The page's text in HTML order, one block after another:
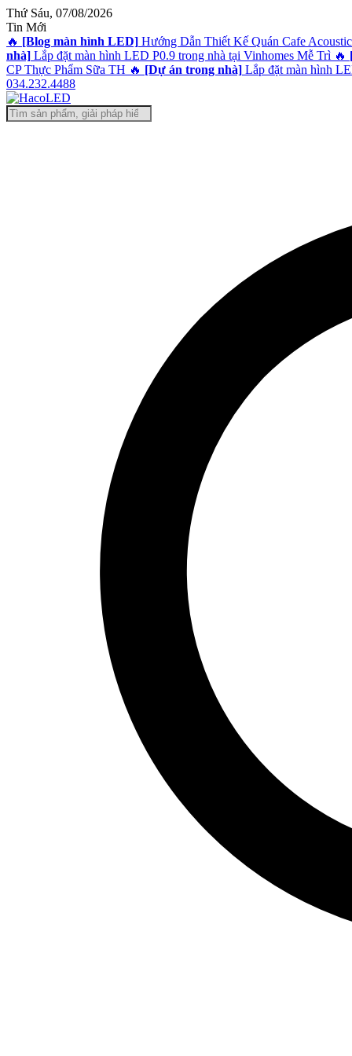
Thứ Sáu, 07/08/2026
Tin Mới
🔥 [Blog màn hình LED] Hướng Dẫn Thiết Kế Quán Cafe
nhà] Lắp đặt màn hình LED P0.9 trong nhà tại Vinhomes Mễ Trì 🔥
CP Thực Phẩm Sữa TH 🔥 [Dự án trong nhà] Lắp đặt màn hình
034.232.4488